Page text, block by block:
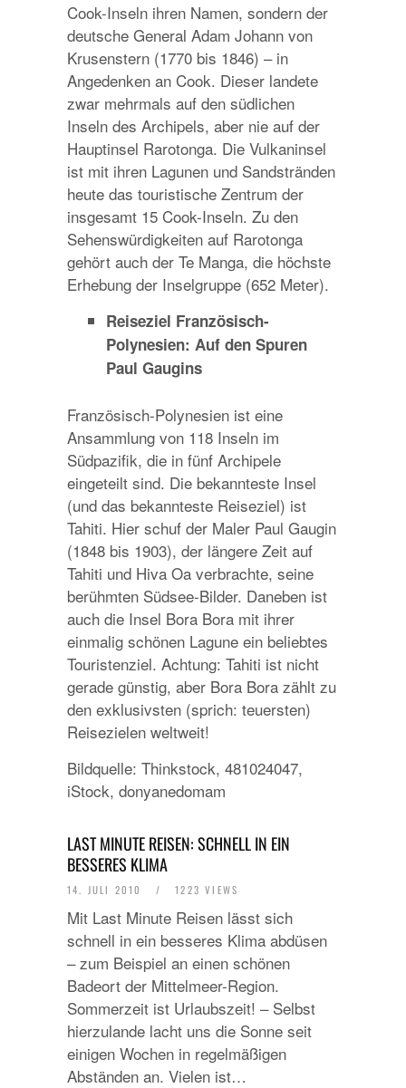
Cook-Inseln ihren Namen, sondern der
deutsche General Adam Johann von
Krusenstern (1770 bis 1846) – in
Angedenken an Cook. Dieser landete
zwar mehrmals auf den südlichen
Inseln des Archipels, aber nie auf der
Hauptinsel Rarotonga. Die Vulkaninsel
ist mit ihren Lagunen und Sandstränden
heute das touristische Zentrum der
insgesamt 15 Cook-Inseln. Zu den
Sehenswürdigkeiten auf Rarotonga
gehört auch der Te Manga, die höchste
Erhebung der Inselgruppe (652 Meter).
Reiseziel Französisch-
Polynesien: Auf den Spuren
Paul Gaugins
Französisch-Polynesien ist eine
Ansammlung von 118 Inseln im
Südpazifik, die in fünf Archipele
eingeteilt sind. Die bekannteste Insel
(und das bekannteste Reiseziel) ist
Tahiti. Hier schuf der Maler Paul Gaugin
(1848 bis 1903), der längere Zeit auf
Tahiti und Hiva Oa verbrachte, seine
berühmten Südsee-Bilder. Daneben ist
auch die Insel Bora Bora mit ihrer
einmalig schönen Lagune ein beliebtes
Touristenziel. Achtung: Tahiti ist nicht
gerade günstig, aber Bora Bora zählt zu
den exklusivsten (sprich: teuersten)
Reisezielen weltweit!
Bildquelle: Thinkstock, 481024047,
iStock, donyanedomam
LAST MINUTE REISEN: SCHNELL IN EIN
BESSERES KLIMA
14. JULI 2010 / 1223 VIEWS
Mit Last Minute Reisen lässt sich
schnell in ein besseres Klima abdüsen
– zum Beispiel an einen schönen
Badeort der Mittelmeer-Region.
Sommerzeit ist Urlaubszeit! – Selbst
hierzulande lacht uns die Sonne seit
einigen Wochen in regelmäßigen
Abständen an. Vielen ist…